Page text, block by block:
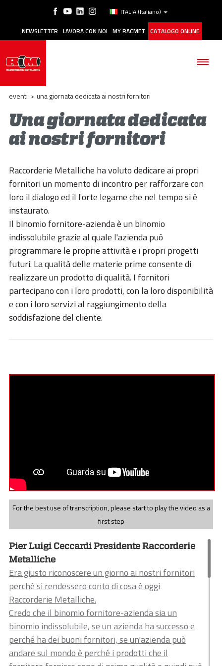
ITALIA (Italiano)
NEWSLETTER LAVORA CON NOI MY RACMET CATALOGO ONLINE
AZIENDA
APPLICAZIONI
MANUTENZIONE
ESG
ACADEMY
BIM
HIGHLIGHTS
eventi > una giornata dedicata ai nostri fornitori
Una giornata dedicata
ai nostri fornitori
Raccorderie Metalliche ha voluto dedicare ai propri
fornitori un momento di incontro per rafforzare con
loro il dialogo ed il forte legame che nel tempo si è
instaurato.
Il binomio fornitore-azienda è un binomio
indissolubile grazie al quale l'azienda può
programmare le proprie attività e i propri progetti
futuri. La qualità delle materie prime consente di
realizzare un prodotto di qualità. I fornitori
partecipano con i loro prodotti, con la loro disponibilità
e con i loro servizi al raggiungimento della
soddisfazione del cliente.
For the best use of transcription, please start to play the video as a
first step
Pier Luigi Ceccardi Presidente Raccorderie
Metalliche
Era giusto riconoscere un giorno ai nostri fornitori
perché si rendessero conto di cosa è oggi
Raccorderie Metalliche.
Credo che il binomio fornitore-azienda sia un
binomio indissolubile, se un azienda ha successo e
perché ha dei buoni fornitori, se un'azienda può
andare sul mondo è perché i prodotti che il